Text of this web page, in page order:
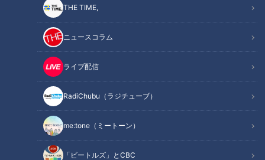
THE TIME,
ニュースコラム
ライブ配信
RadiChubu（ラジチューブ）
me:tone（ミートーン）
「ビートルズ」とCBC
関連リンク
【動画】老化物質を撃退！股関節周りをしっか
国立国際医療研究センター
医学博士 和田耕治先生
東京医科大学病院 内視鏡センター
部長 主任教授
医学博士 河合隆先生